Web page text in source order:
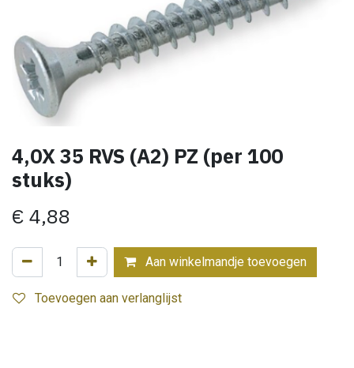
4,0X 35 RVS (A2) PZ (per 100
stuks)
€ 4,88
Aan winkelmandje toevoegen
Toevoegen aan verlanglijst